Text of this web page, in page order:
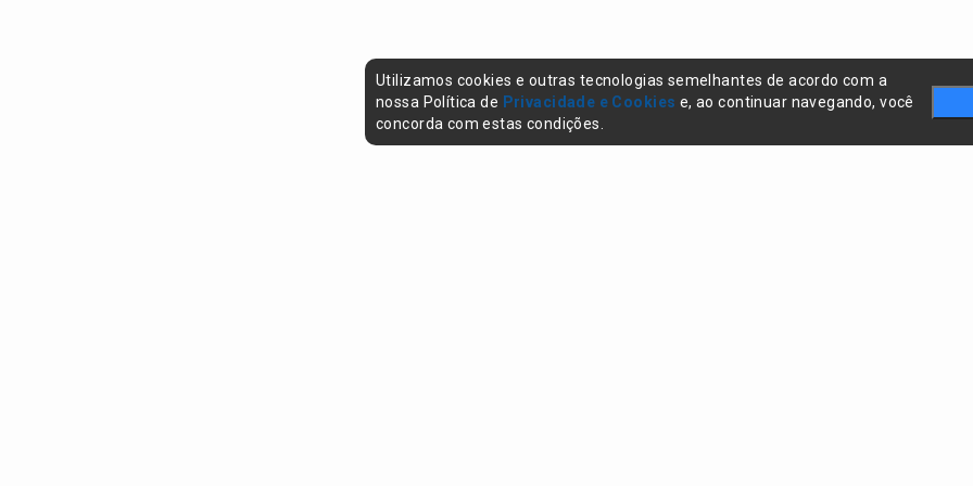
Utilizamos cookies e outras tecnologias semelhantes de acordo com a
nossa Política de Privacidade e Cookies e, ao continuar navegando, você
concorda com estas condições.